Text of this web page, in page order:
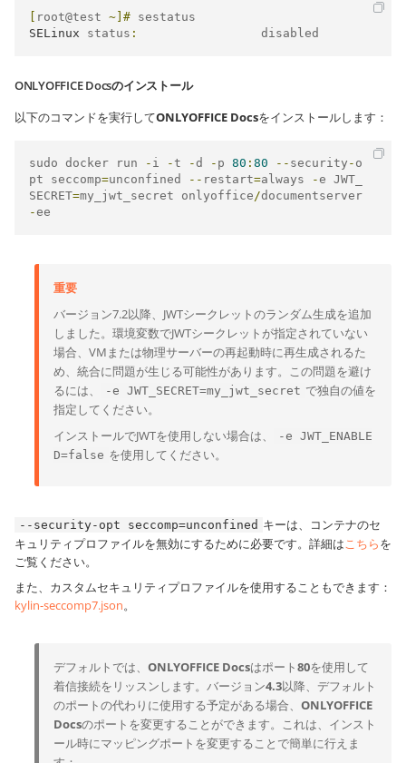
root@test ~]#
SELinux status :
                 disabled
ONLYOFFICE Docsのインストール
以下のコマンドを実行してONLYOFFICE Docsをインストールします：
sudo docker run - i -t -d - p 80 : 80 -- security - o
pt seccomp=unconfined -- restart=always -e JWT_
SECRET=my_jwt_secret onlyoffice/documentserver
-ee
重要
バージョン7.2以降、JWTシークレットのランダム生成を追加
しました。環境変数でJWTシークレットが指定されていない
場合、VMまたは物理サーバーの再起動時に再生成されるた
め、統合に問題が生じる可能性があります。この問題を避け
るには、
-e JWT_SECRET=my_jwt_secret で独自の値を
指定してください。
インストールでJWTを使用しない場合は、
-e JWT_ENABLE
D=false を使用してください。
--security-opt seccomp=unconfined キーは、コンテナのセ
キュリティプロファイルを無効にするために必要です。詳細はこちらを
ご覧ください。
また、カスタムセキュリティプロファイルを使用することもできます：
kylin-seccomp7.json。
デフォルトでは、 ONLYOFFICE Docsはポート80を使用して
着信接続をリッスンします。バージョン4.3以降、デフォルト
のポートの代わりに使用する予定がある場合、 ONLYOFFICE
Docsのポートを変更することができます。これは、インスト
ール時にマッピングポートを変更することで簡単に行えま